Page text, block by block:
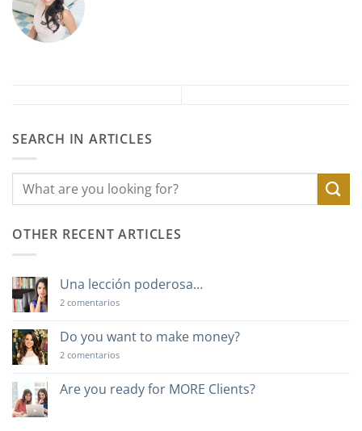
SEARCH IN ARTICLES
OTHER RECENT ARTICLES
Una lección poderosa…
2 comentariosen
poderosa…
Do you want to make money?
2 comentariosen
want
to
Are you ready for MORE Clients?